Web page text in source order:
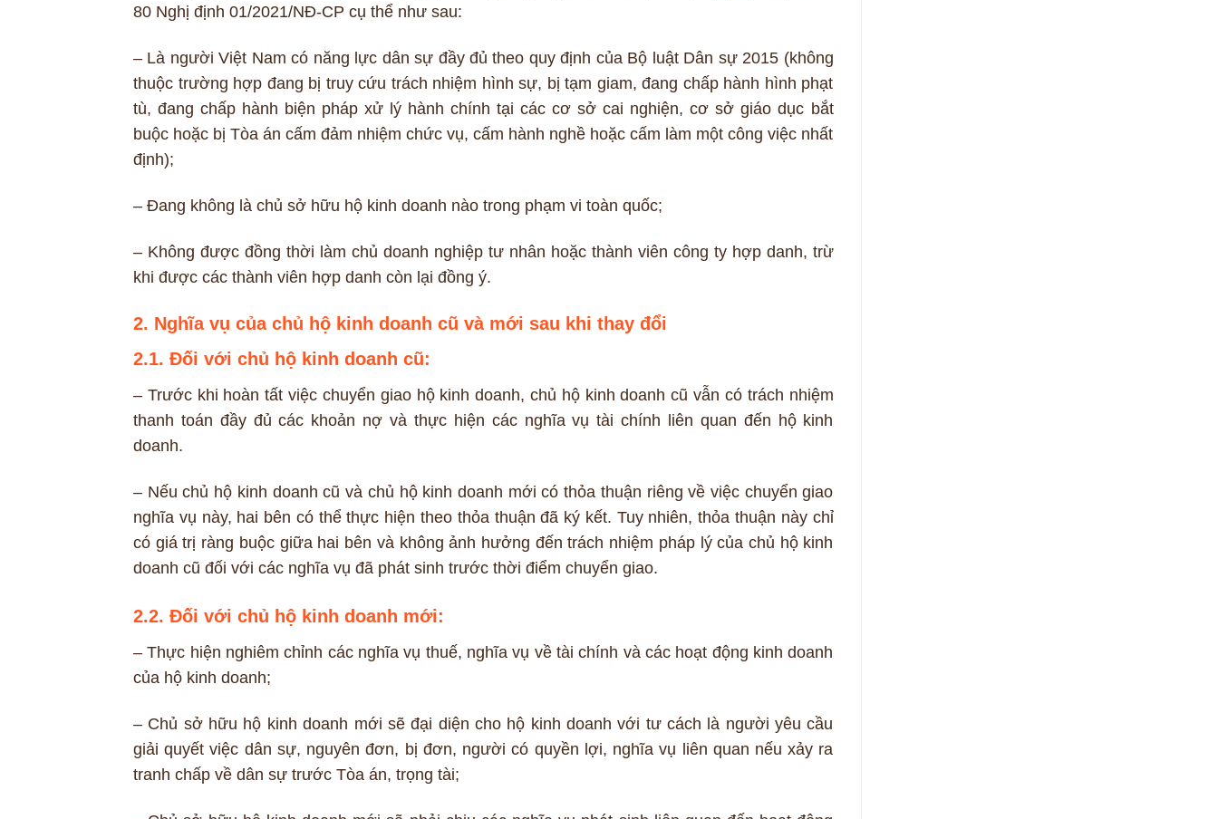
80 Nghị định 01/2021/NĐ-CP cụ thể như sau:
– Là người Việt Nam có năng lực dân sự đầy đủ theo quy định của Bộ luật Dân sự 2015 (không
thuộc trường hợp đang bị truy cứu trách nhiệm hình sự, bị tạm giam, đang chấp hành hình phạt
tù, đang chấp hành biện pháp xử lý hành chính tại các cơ sở cai nghiện, cơ sở giáo dục bắt
buộc hoặc bị Tòa án cấm đảm nhiệm chức vụ, cấm hành nghề hoặc cấm làm một công việc nhất
định);
– Đang không là chủ sở hữu hộ kinh doanh nào trong phạm vi toàn quốc;
– Không được đồng thời làm chủ doanh nghiệp tư nhân hoặc thành viên công ty hợp danh, trừ
khi được các thành viên hợp danh còn lại đồng ý.
2. Nghĩa vụ của chủ hộ kinh doanh cũ và mới sau khi thay đổi
2.1. Đối với chủ hộ kinh doanh cũ:
– Trước khi hoàn tất việc chuyển giao hộ kinh doanh, chủ hộ kinh doanh cũ vẫn có trách nhiệm
thanh toán đầy đủ các khoản nợ và thực hiện các nghĩa vụ tài chính liên quan đến hộ kinh
doanh.
– Nếu chủ hộ kinh doanh cũ và chủ hộ kinh doanh mới có thỏa thuận riêng về việc chuyển giao
nghĩa vụ này, hai bên có thể thực hiện theo thỏa thuận đã ký kết. Tuy nhiên, thỏa thuận này chỉ
có giá trị ràng buộc giữa hai bên và không ảnh hưởng đến trách nhiệm pháp lý của chủ hộ kinh
doanh cũ đối với các nghĩa vụ đã phát sinh trước thời điểm chuyển giao.
2.2. Đối với chủ hộ kinh doanh mới:
– Thực hiện nghiêm chỉnh các nghĩa vụ thuế, nghĩa vụ về tài chính và các hoạt động kinh doanh
của hộ kinh doanh;
– Chủ sở hữu hộ kinh doanh mới sẽ đại diện cho hộ kinh doanh với tư cách là người yêu cầu
giải quyết việc dân sự, nguyên đơn, bị đơn, người có quyền lợi, nghĩa vụ liên quan nếu xảy ra
tranh chấp về dân sự trước Tòa án, trọng tài;